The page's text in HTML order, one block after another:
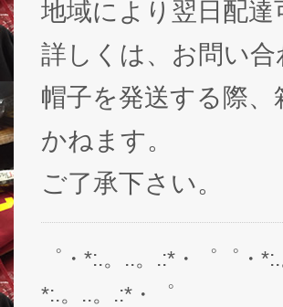
地域により翌日配
詳しくは、お問い
帽子を発送する際
かねます。
ご了承下さい。
゜・*:.。..。.:*・゜゜・
*:.。..。.:*・゜